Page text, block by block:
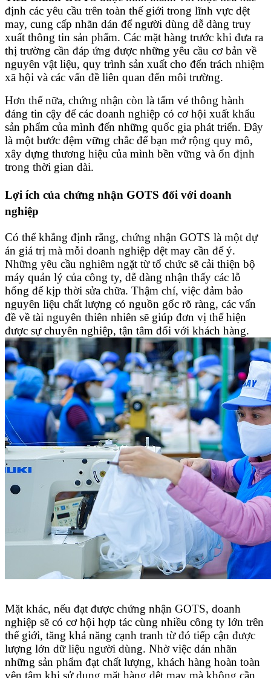
định các yêu cầu trên toàn thế giới trong lĩnh vực dệt
may, cung cấp nhãn dán để người dùng dễ dàng truy
xuất thông tin sản phẩm. Các mặt hàng trước khi đưa ra
thị trường cần đáp ứng được những yêu cầu cơ bản về
nguyên vật liệu, quy trình sản xuất cho đến trách nhiệm
xã hội và các vấn đề liên quan đến môi trường.
Hơn thế nữa, chứng nhận còn là tấm vé thông hành
đáng tin cậy để các doanh nghiệp có cơ hội xuất khẩu
sản phẩm của mình đến những quốc gia phát triển. Đây
là một bước đệm vững chắc để bạn mở rộng quy mô,
xây dựng thương hiệu của mình bền vững và ổn định
trong thời gian dài.
Lợi ích của chứng nhận GOTS đối với doanh
nghiệp
Có thể khẳng định rằng, chứng nhận GOTS là một dự
án giá trị mà mỗi doanh nghiệp dệt may cần để ý.
Những yêu cầu nghiêm ngặt từ tổ chức sẽ cải thiện bộ
máy quản lý của công ty, dễ dàng nhận thấy các lỗ
hổng để kịp thời sửa chữa. Thậm chí, việc đảm bảo
nguyên liệu chất lượng có nguồn gốc rõ ràng, các vấn
đề về tài nguyên thiên nhiên sẽ giúp đơn vị thể hiện
được sự chuyên nghiệp, tận tâm đối với khách hàng.
Mặt khác, nếu đạt được chứng nhận GOTS, doanh
nghiệp sẽ có cơ hội hợp tác cùng nhiều công ty lớn trên
thế giới, tăng khả năng cạnh tranh từ đó tiếp cận được
lượng lớn dữ liệu người dùng. Nhờ việc dán nhãn
những sản phẩm đạt chất lượng, khách hàng hoàn toàn
yên tâm khi sử dụng mặt hàng dệt may mà không cần